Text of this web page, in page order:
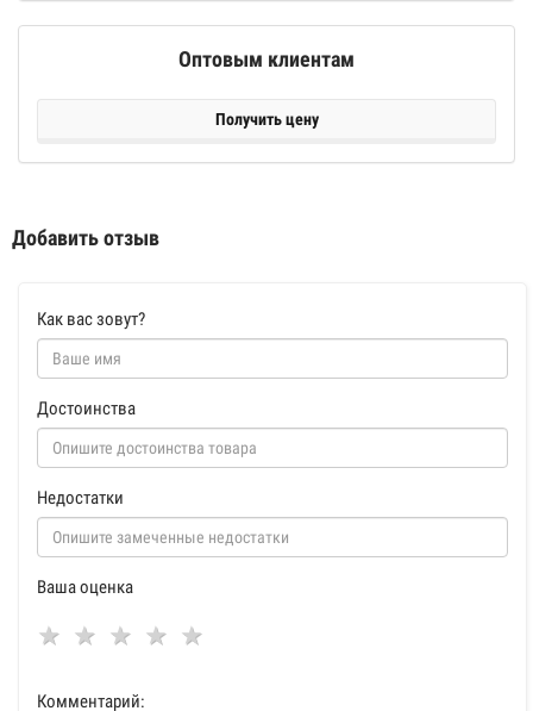
Оптовым клиентам
Получить цену
Добавить отзыв
Как вас зовут?
Достоинства
Недостатки
Ваша оценка
Комментарий: